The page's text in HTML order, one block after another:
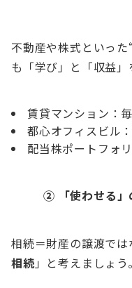
不動産や株式といっ
も「学び」と「収益」
賃貸マンション：
都心オフィスビル
配当株ポートフォ
② 「使わせる」
相続＝財産の譲渡では
相続」と考えましょう。